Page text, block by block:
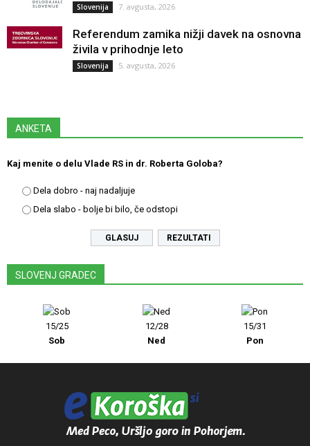
Slovenija 7. avgusta, 2026
Referendum zamika nižji davek na osnovna
živila v prihodnje leto
Slovenija 5. avgusta, 2026
ANKETA
Kaj menite o delu Vlade RS in dr. Roberta Goloba?
Dela dobro - naj nadaljuje
Dela slabo - bolje bi bilo, če odstopi
REZULTATI
SLOVENJ GRADEC
15/25
Sob
12/28
Ned
15/31
Pon